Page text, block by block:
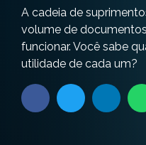
A cadeia de
volume de
funcionar. Você sabe
utilidade de cada um?